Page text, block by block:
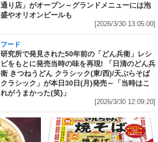
通り店」がオープン～グランドメニューには泡
盛やオリオンビールも
[2026/3/30 13:05:00]
フード
研究所で発見された50年前の「どん兵衛」レシ
ピをもとに発売当時の味を再現! 「日清のどん兵
衛 きつねうどん クラシック(東/西)/天ぷらそば
クラシック」が本日30日(月)発売～「当時はこ
れがうまかった(笑)」
[2026/3/30 12:09:20]